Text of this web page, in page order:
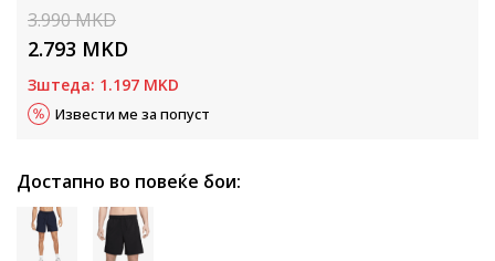
3.990MKD
2.793 MKD
Зштеда: 1.197 MKD
Извести ме за попуст
Достапно во повеќе бои: